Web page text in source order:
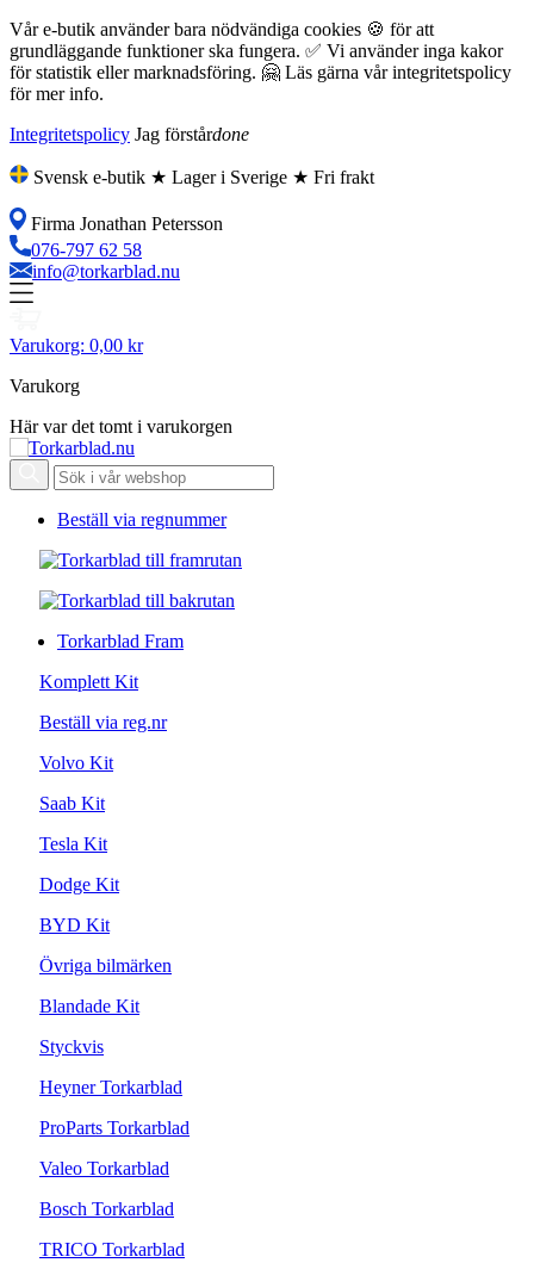
Vår e-butik använder bara nödvändiga cookies 🍪 för att
grundläggande funktioner ska fungera. ✅ Vi använder inga kakor
för statistik eller marknadsföring. 🤗 Läs gärna vår integritetspolicy
för mer info.
Integritetspolicy Jag förstårdone
Svensk e-butik ★ Lager i Sverige ★ Fri frakt
Firma Jonathan Petersson
076-797 62 58
info@torkarblad.nu
Varukorg: 0,00 kr
Varukorg
Här var det tomt i varukorgen
Beställ via regnummer
Torkarblad Fram
Komplett Kit
Beställ via reg.nr
Volvo Kit
Saab Kit
Tesla Kit
Dodge Kit
BYD Kit
Övriga bilmärken
Blandade Kit
Styckvis
Heyner Torkarblad
ProParts Torkarblad
Valeo Torkarblad
Bosch Torkarblad
TRICO Torkarblad